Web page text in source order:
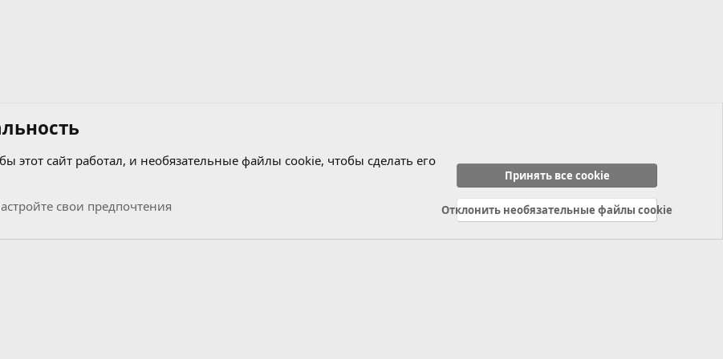
Политика конфиденциальности Справка Главная
R
этот сайт работал, и необязательные файлы cookie, чтобы сделать его
свои предпочтения
Принять все cookie
Отклонить необязательные файлы cookie